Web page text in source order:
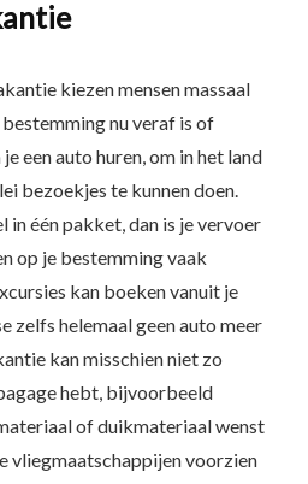
kiezen mensen massaal
nu veraf is of
een auto huren, om in het land
bezoekjes te kunnen doen.
in één pakket, dan is je vervoer
op je bestemming vaak
kan boeken vanuit je
zelfs helemaal geen auto meer
kan misschien niet zo
hebt, bijvoorbeeld
of duikmateriaal wenst
vliegmaatschappijen voorzien